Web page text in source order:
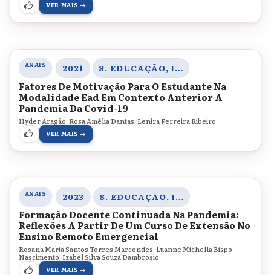
VER MAIS →
ANAIS 2021 8. EDUCAÇÃO, INOVAÇÃO E TECNOLOGIAS
Fatores De Motivação Para O Estudante Na
Modalidade Ead Em Contexto Anterior A
Pandemia Da Covid-19
Hyder Aragão; Rosa Amélia Dantas; Lenira Ferreira Ribeiro
VER MAIS →
ANAIS 2023 8. EDUCAÇÃO, INOVAÇÃO E TECNOLOGIAS
Formação Docente Continuada Na Pandemia:
Reflexões A Partir De Um Curso De Extensão No
Ensino Remoto Emergencial
Rosana Maria Santos Torres Marcondes; Luanne Michella Bispo
Nascimento; Izabel Silva Souza Dambrosio
VER MAIS →